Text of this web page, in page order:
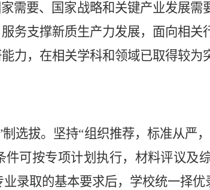
需要、国家战略和关键产业发展需
务支撑新质生产力发展，面向相关
力，在相关学科和领域已取得较为
选拔。坚持“组织推荐，标准从严
可按专项计划执行，材料评议及
业录取的基本要求后，学校统一择优